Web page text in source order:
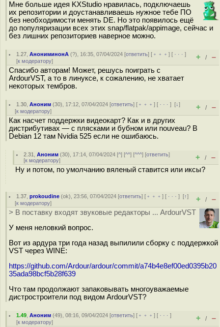
Мне больше идея KXStudio нравилась, подключаешь
их репозитории и доустанавливаешь нужное тебе ПО
без необходимости менять DE. Но это появилось ещё
до популяризации всех этих snap/flatpak/appimage, сейчас и
без лишних репозиториев наверное можно.
1.27 ,АнониминонА (?), 16:35, 07/04/2024 [ответить] [ ﹢﹢﹢] [ · · ·]
[к модератору] + / –
Спасибо авторам! Может, решусь поиграть с
ArdourVST, а то в линуксе, к сожалению, не хватает
некоторых тембров.
1.30 ,Аноним (30), 17:12, 07/04/2024 [ответить] [ ﹢﹢﹢] [ · · ·][↓]
[к модератору] + / –
Как насчет поддержки видеокарт? Как и в других
дистрибутивах — с плясками и бубном или nouveau? В
Debian 12 там Nvidia 525 если не ошибаюсь.
2.31 ,Аноним (30), 17:14, 07/04/2024 [^] [^^] [^^^] [ответить]
[к модератору] + / –
Ну и потом, по умолчанию вяленый ставится или иксы?
1.37 ,prokoudine (ok), 23:56, 07/04/2024 [ответить] [ ﹢﹢﹢] [ · · ·][↑]
[к модератору] + / –
> В поставку входят звуковые редакторы ... ArdourVST
У меня неловкий вопрос.
Вот из ардура три года назад выпилили сборку с поддержкой
VST через WINE:
https://github.com/Ardour/ardour/commit/a74b4e8ef00ed0395b20
35ada98bcf5b28f639
Что там продолжают запаковывать многоуважаемые
дистростроители под видом ArdourVST?
1.49 ,Аноним (49), 08:16, 09/04/2024 [ответить] [ ﹢﹢﹢] [ · · ·]
[к модератору] + / –